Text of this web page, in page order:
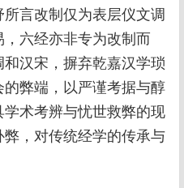
言改制仅为表层仪文调
六经亦非专为改制而
汉宋，摒弃乾嘉汉学琐
弊端，以严谨考据与醇
术考辨与忧世救弊的现
，对传统经学的传承与